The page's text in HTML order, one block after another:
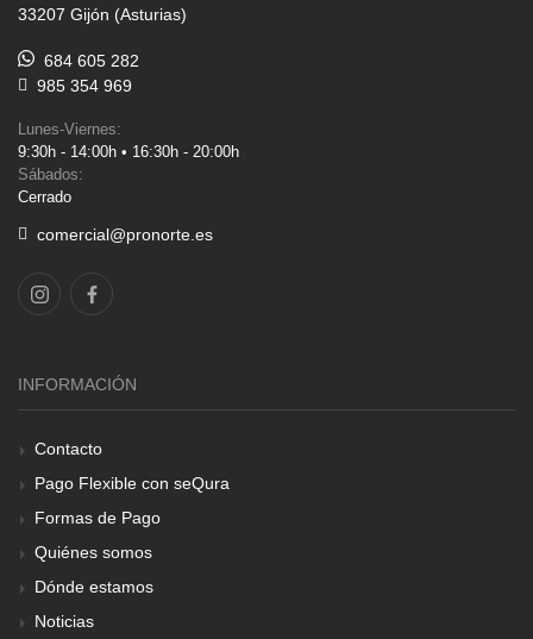
33207 Gijón (Asturias)
684 605 282
985 354 969
Lunes-Viernes:
9:30h - 14:00h • 16:30h - 20:00h
Sábados:
Cerrado
comercial@pronorte.es
INFORMACIÓN
Contacto
Pago Flexible con seQura
Formas de Pago
Quiénes somos
Dónde estamos
Noticias